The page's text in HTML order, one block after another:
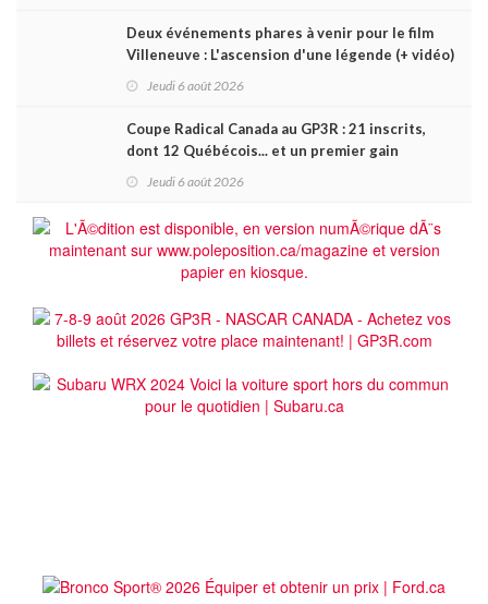
Deux événements phares à venir pour le film
Villeneuve : L'ascension d'une légende (+ vidéo)
Jeudi 6 août 2026
Coupe Radical Canada au GP3R : 21 inscrits,
dont 12 Québécois... et un premier gain
Jeudi 6 août 2026